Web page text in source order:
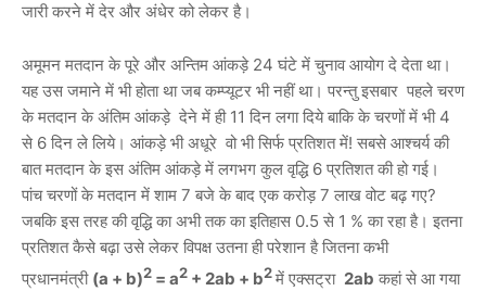
जारी करने में देर और अंधेर को लेकर है।
अमूमन मतदान के पूरे और अन्तिम आंकड़े 24 घंटे में चुनाव आयोग दे देता था।
यह उस जमाने में भी होता था जब कम्प्यूटर भी नहीं था। परन्तु इसबार पहले चरण
के मतदान के अंतिम आंकड़े देने में ही 11 दिन लगा दिये बाकि के चरणों में भी 4
से 6 दिन ले लिये। आंकड़े भी अधूरे वो भी सिर्फ प्रतिशत में! सबसे आश्चर्य की
बात मतदान के इस अंतिम आंकड़े में लगभग कुल वृद्धि 6 प्रतिशत की हो गई।
पांच चरणों के मतदान में शाम 7 बजे के बाद एक करोड़ 7 लाख वोट बढ़ गए?
जबकि इस तरह की वृद्धि का अभी तक का इतिहास 0.5 से 1 % का रहा है। इतना
प्रतिशत कैसे बढ़ा उसे लेकर विपक्ष उतना ही परेशान है जितना कभी
प्रधानमंत्री (a + b)2 = a2 + 2ab + b2 में एक्सट्रा 2ab कहां से आ गया